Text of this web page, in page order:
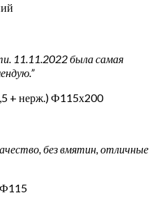
11.11.2022 была самая
+ нерж.) Ф115х200
без вмятин, отличные
Ф115